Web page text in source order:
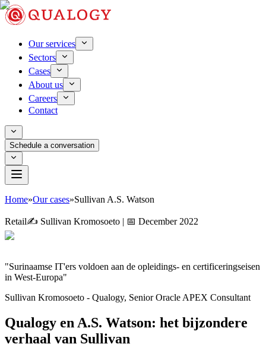
Our services
Sectors
Cases
About us
Careers
Contact
Schedule a conversation
Home»Our cases»Sullivan A.S. Watson
Retail✍️ Sullivan Kromosoeto | 📅 December 2022
"Surinaamse IT'ers voldoen aan de opleidings- en certificeringseisen
in West-Europa"
Sullivan Kromosoeto - Qualogy, Senior Oracle APEX Consultant
Qualogy en A.S. Watson: het bijzondere
verhaal van Sullivan